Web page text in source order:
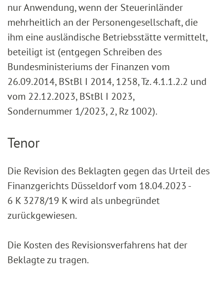
nur Anwendung, wenn der Steuerinländer
mehrheitlich an der Personengesellschaft, die
ihm eine ausländische Betriebsstätte vermittelt,
beteiligt ist (entgegen Schreiben des
Bundesministeriums der Finanzen vom
26.09.2014, BStBl I 2014, 1258, Tz. 4.1.1.2.2 und
vom 22.12.2023, BStBl I 2023,
Sondernummer 1/2023, 2, Rz 1002).
Tenor
Die Revision des Beklagten gegen das Urteil des
Finanzgerichts Düsseldorf vom 18.04.2023 -
6 K 3278/19 K wird als unbegründet
zurückgewiesen.
Die Kosten des Revisionsverfahrens hat der
Beklagte zu tragen.